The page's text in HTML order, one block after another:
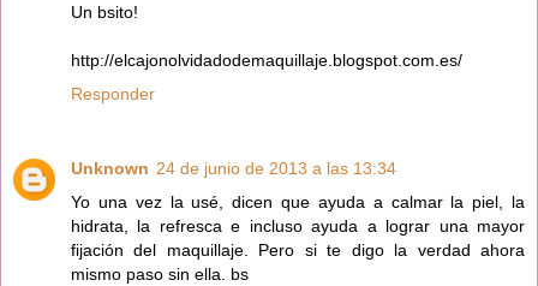
Un bsito!
http://elcajonolvidadodemaquillaje.blogspot.com.es/
Responder
Unknown 24 de junio de 2013 a las 13:34
Yo una vez la usé, dicen que ayuda a calmar la piel, la
hidrata, la refresca e incluso ayuda a lograr una mayor
fijación del maquillaje. Pero si te digo la verdad ahora
mismo paso sin ella. bs